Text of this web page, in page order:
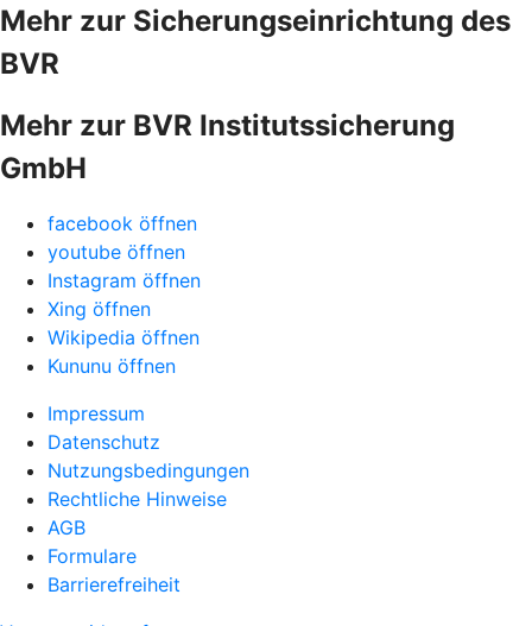
Mehr zur Sicherungseinrichtung des
BVR
Mehr zur BVR Institutssicherung
GmbH
facebook öffnen
youtube öffnen
Instagram öffnen
Xing öffnen
Wikipedia öffnen
Kununu öffnen
Impressum
Datenschutz
Nutzungsbedingungen
Rechtliche Hinweise
AGB
Formulare
Barrierefreiheit